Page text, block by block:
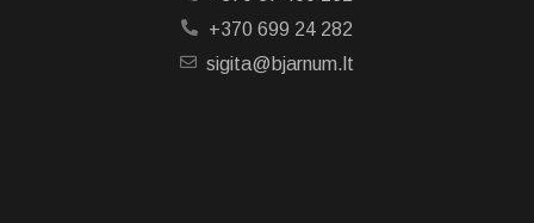
+370 699 24 282
sigita@bjarnum.lt